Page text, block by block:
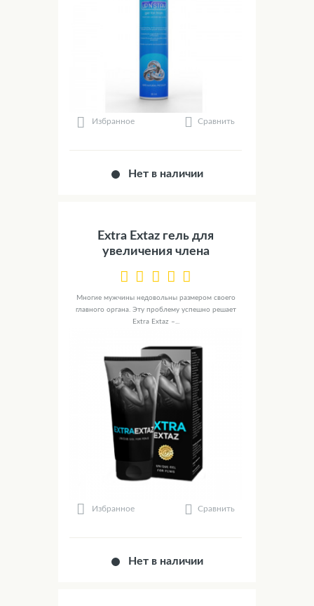
Избранное Сравнить
Нет в наличии
Extra Extaz гель для
увеличения члена
Многие мужчины недовольны размером своего
главного органа. Эту проблему успешно решает
Extra Extaz –...
Избранное Сравнить
Нет в наличии